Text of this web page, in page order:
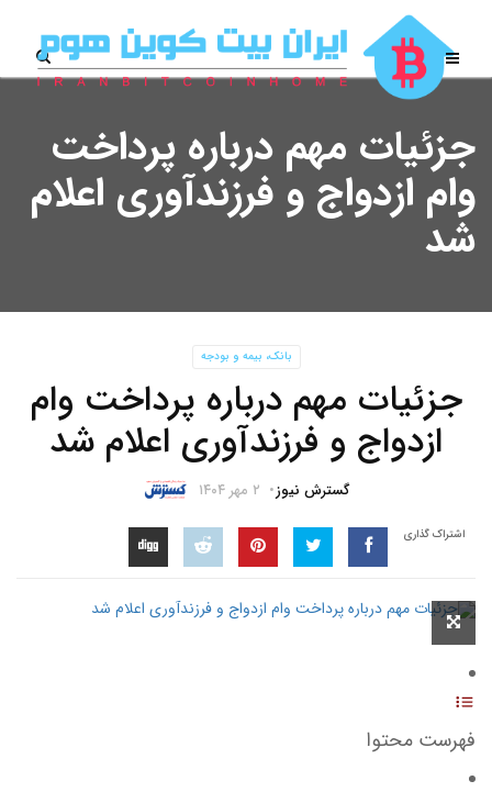
جزئیات مهم درباره پرداخت
وام ازدواج و فرزندآوری اعلام
شد
بانک، بیمه و بودجه
جزئیات مهم درباره پرداخت وام
ازدواج و فرزندآوری اعلام شد
گسترش نیوز ۲ مهر ۱۴۰۴
اشتراک گذاری
فهرست محتوا